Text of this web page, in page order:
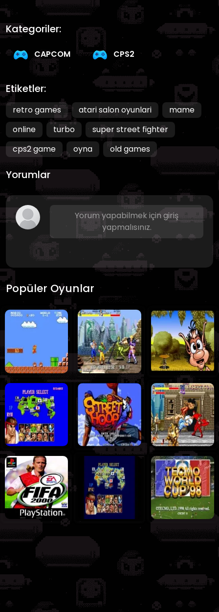
Kategoriler:
CAPCOM CPS2
Etiketler:
retro games atari salon oyunlari
mame
online
turbo
super street fighter
cps2 game
oyna old games
Yorumlar
Yorum yapabilmek için giriş
yapmalısınız.
Popüler Oyunlar